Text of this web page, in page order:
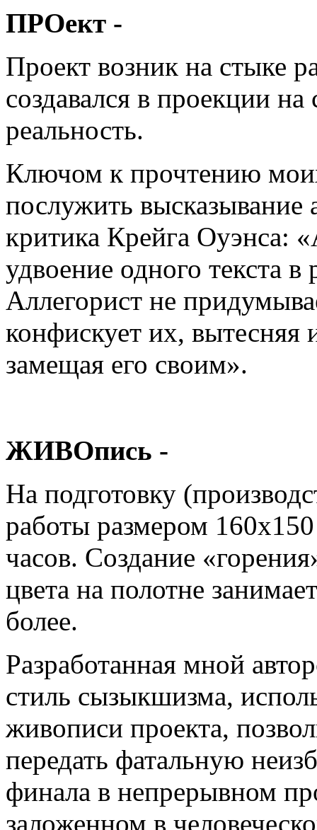
ПРОект -
Проект возник на стыке
создавался в проекции
реальность.
Ключом к прочтению
послужить высказывание
критика Крейга Оуэнса:
удвоение одного текста в
Аллегорист не
конфискует их,
замещая его своим».
ЖИВОпись -
На подготовку
работы размером
часов. Создание
цвета на полотне
более.
Разработанная мной
стиль сызыкшизма,
живописи проекта,
передать фатальную
финала в непрерывном
заложенном в